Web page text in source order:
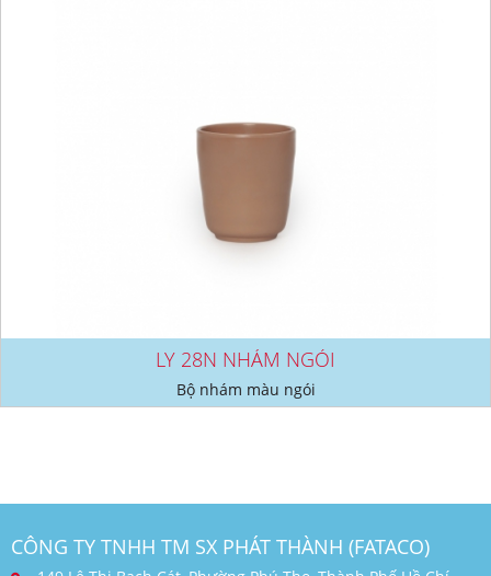
LY 28N NHÁM NGÓI
Bộ nhám màu ngói
CÔNG TY TNHH TM SX PHÁT THÀNH (FATACO)